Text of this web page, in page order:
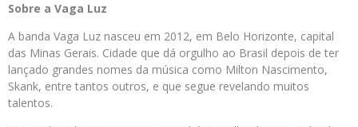
Sobre a Vaga Luz
A banda Vaga Luz nasceu em 2012, em Belo Horizonte, capital
das Minas Gerais. Cidade que dá orgulho ao Brasil depois de ter
lançado grandes nomes da música como Milton Nascimento,
Skank, entre tantos outros, e que segue revelando muitos
talentos.